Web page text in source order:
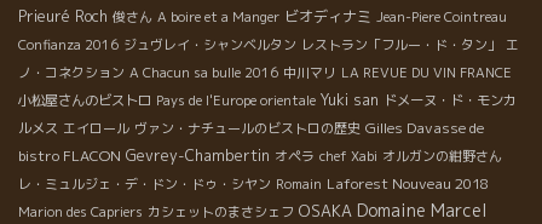
Prieuré Roch 俊さん A boire et a Manger ビオディナミ Jean-Piere Cointreau
Confianza 2016 ジュヴレイ・シャンベルタン レストラン「フルー・ド・タン」
エ
ノ・コネクション A Chacun sa bulle 2016 中川マリ LA REVUE DU VIN FRANCE
小松屋さんのビストロ Pays de l'Europe orientale Yuki san ドメーヌ・ド・モンカ
ルメス エイロール ヴァン・ナチュールのビストロの歴史 Gilles Davasse de
bistro FLACON Gevrey-Chambertin オペラ chef Xabi オルガンの紺野さん
レ・ミュルジェ・デ・ドン・ドゥ・シヤン Romain Laforest Nouveau 2018
Marion des Capriers カシェットのまさシェフ OSAKA Domaine Marcel